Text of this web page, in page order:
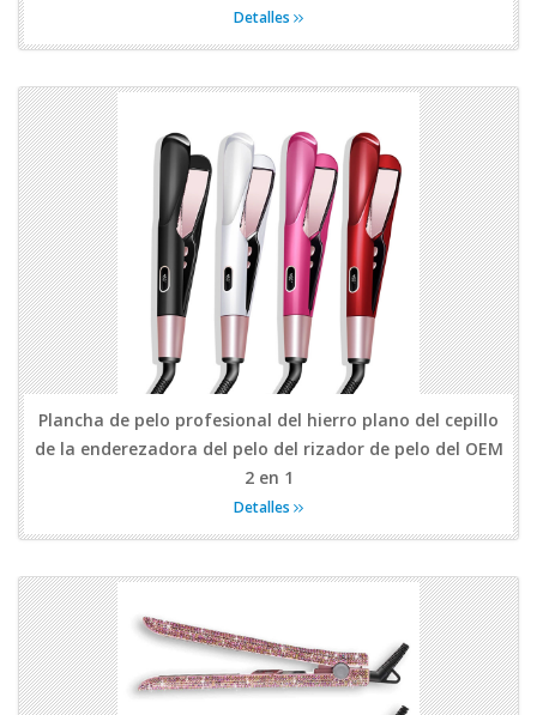
Detalles
Plancha de pelo profesional del hierro plano del cepillo
de la enderezadora del pelo del rizador de pelo del OEM
2 en 1
Detalles